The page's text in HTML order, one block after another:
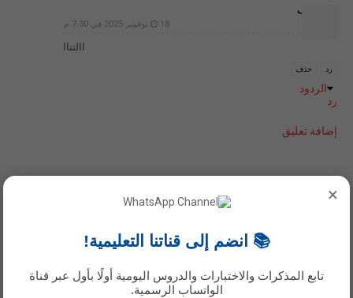
غير معرف
18 نوفمبر 2025 في 7:30 م
االتناا
رد حذف
الردود
رد
إضافة تعليق
×
📚 انضم إلى قناتنا التعليمية!
تابع المذكرات والاختبارات والدروس اليومية أولًا بأول عبر قناة
الواتساب الرسمية.